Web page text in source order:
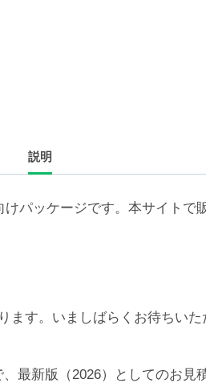
年
ザ）
説明
パッケージです。本サイトで
す。いましばらくお待ちい
最新版（2026）としてのお